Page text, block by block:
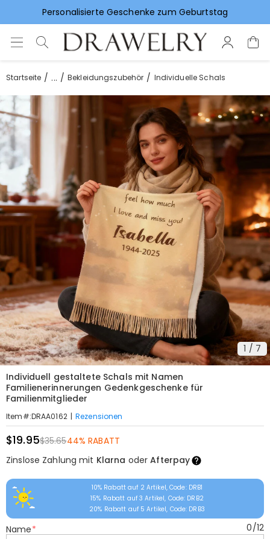
Personalisierte Geschenke zum Geburtstag
Vorlieben für Hochzeitsgeschenke
Startseite ... Bekleidungszubehör Individuelle Schals
1 / 7
Individuell gestaltete Schals mit Namen
Familienerinnerungen Gedenkgeschenke für
Familienmitglieder
Item#:DRAA0162 | Rezensionen
$19.95$35.6544% RABATT
Zinslose Zahlung mit Klarna oderAfterpay
10% Rabatt auf 2 Artikel, Code: DRB1
15% Rabatt auf 3 Artikel, Code: DRB2
20% Rabatt auf 5 Artikel, Code: DRB3
Name* 0/12